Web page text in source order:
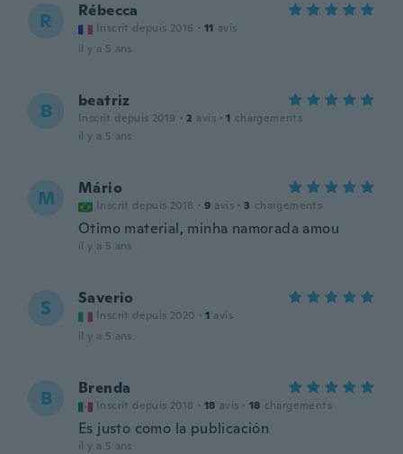
R Rébecca
Inscrit depuis 2016 · 11 avis
il y a 5 ans
B beatriz
Inscrit depuis 2019 · 2 avis · 1 chargements
il y a 5 ans
M Mário
Inscrit depuis 2018 · 9 avis · 3 chargements
Otimo material, minha namorada amou
il y a 5 ans
S Saverio
Inscrit depuis 2020 · 1 avis
il y a 5 ans
B Brenda
Inscrit depuis 2018 · 18 avis · 18 chargements
Es justo como la publicación
il y a 5 ans